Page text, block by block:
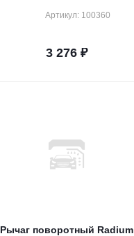
Артикул: 100360
3 276₽
Рычаг поворотный Radium